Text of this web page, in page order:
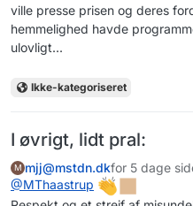
ville presse prisen og deres
hemmelighed havde
ulovligt...
Ikke-kategoriseret
I øvrigt, lidt pral:
M mjj@mstdn.dkfor 5 dage
@MThaastrup